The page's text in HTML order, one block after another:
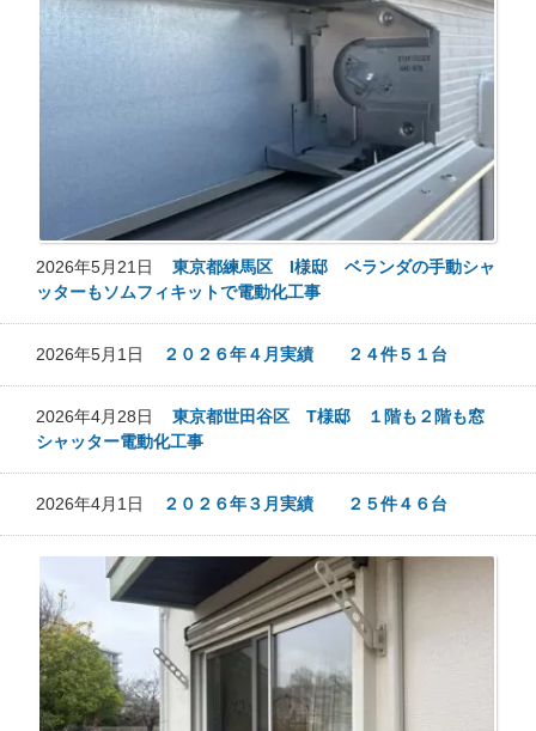
2026年5月21日 東京都練馬区 I様邸 ベランダの手動シャ
ッターもソムフィキットで電動化工事
2026年5月1日 ２０２６年４月実績 ２４件５１台
2026年4月28日 東京都世田谷区 T様邸 １階も２階も窓
シャッター電動化工事
2026年4月1日 ２０２６年３月実績 ２５件４６台